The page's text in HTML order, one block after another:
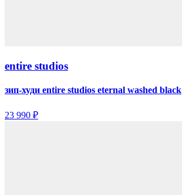
entire studios
зип-худи entire studios eternal washed black
23 990 ₽